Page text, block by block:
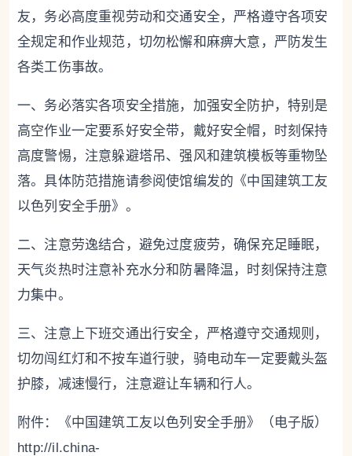
友，务必高度重视劳动和交通安全，严格遵守各项安
全规定和作业规范，切勿松懈和麻痹大意，严防发生
各类工伤事故。
一、务必落实各项安全措施，加强安全防护，特别是
高空作业一定要系好安全带，戴好安全帽，时刻保持
高度警惕，注意躲避塔吊、强风和建筑模板等重物坠
落。具体防范措施请参阅使馆编发的《中国建筑工友
以色列安全手册》。
二、注意劳逸结合，避免过度疲劳，确保充足睡眠，
天气炎热时注意补充水分和防暑降温，时刻保持注意
力集中。
三、注意上下班交通出行安全，严格遵守交通规则，
切勿闯红灯和不按车道行驶，骑电动车一定要戴头盔
护膝，减速慢行，注意避让车辆和行人。
附件：《中国建筑工友以色列安全手册》（电子版）
http://il.china-